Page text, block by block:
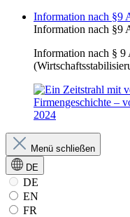
Information nach §9
Information nach §9
Information nach § 9
Menü schließen
DE
DE
EN
FR